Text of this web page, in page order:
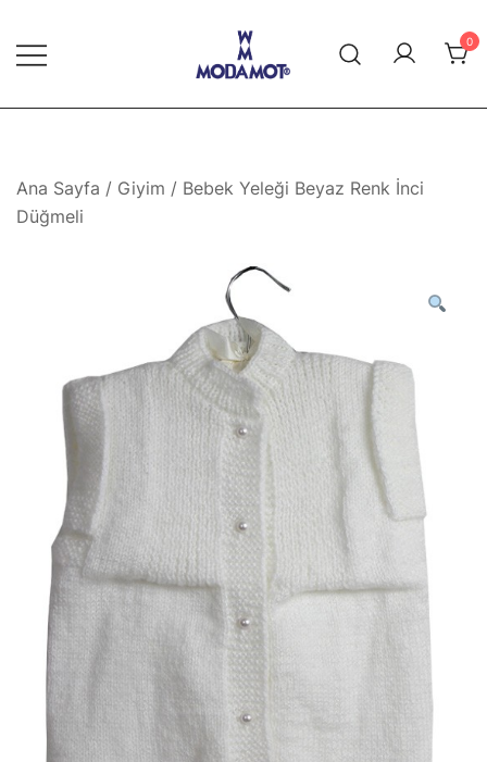
content
Modamot E-Ticaret
0
Ana Sayfa / Giyim / Bebek Yeleği Beyaz Renk İnci
Düğmeli